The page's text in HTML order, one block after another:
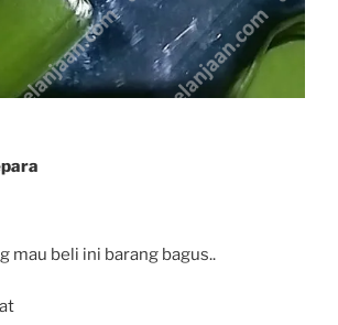
mau beli ini barang bagus..